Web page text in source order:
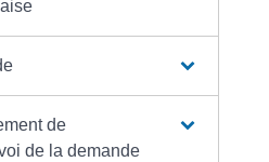
de
de la demande